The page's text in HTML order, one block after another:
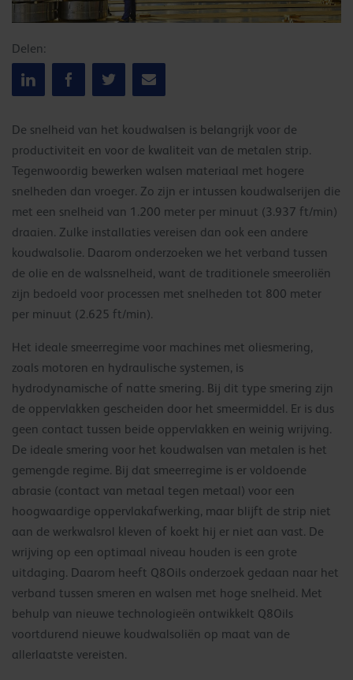
Delen:
De snelheid van het koudwalsen is belangrijk voor de
productiviteit en voor de kwaliteit van de metalen strip.
Tegenwoordig bewerken walsen materiaal met hogere
snelheden dan vroeger. Zo zijn er intussen koudwalserijen die
met een snelheid van 1.200 meter per minuut (3.937 ft/min)
draaien. Zulke installaties vereisen dan ook een andere
koudwalsolie. Daarom onderzoeken we het verband tussen
de olie en de walssnelheid, want de traditionele smeeroliën
zijn bedoeld voor processen met snelheden tot 800 meter
per minuut (2.625 ft/min).
Het ideale smeerregime voor machines met oliesmering,
zoals motoren en hydraulische systemen, is
hydrodynamische of natte smering. Bij dit type smering zijn
de oppervlakken gescheiden door het smeermiddel. Er is dus
geen contact tussen beide oppervlakken en weinig wrijving.
De ideale smering voor het koudwalsen van metalen is het
gemengde regime. Bij dat smeerregime is er voldoende
abrasie (contact van metaal tegen metaal) voor een
hoogwaardige oppervlakafwerking, maar blijft de strip niet
aan de werkwalsrol kleven of koekt hij er niet aan vast. De
wrijving op een optimaal niveau houden is een grote
uitdaging. Daarom heeft Q8Oils onderzoek gedaan naar het
verband tussen smeren en walsen met hoge snelheid. Met
behulp van nieuwe technologieën ontwikkelt Q8Oils
voortdurend nieuwe koudwalsoliën op maat van de
allerlaatste vereisten.